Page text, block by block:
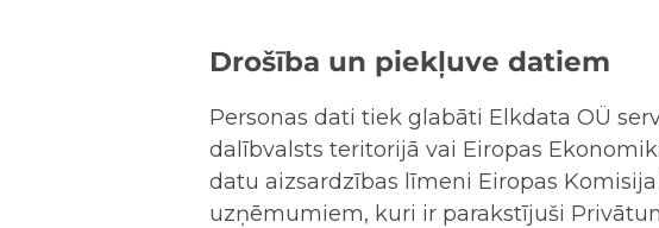
Drošība un piekļuve datiem
Personas dati tiek glabāti Elkdata OÜ
dalībvalsts teritorijā vai Eiropas
datu aizsardzības līmeni Eiropas
uzņēmumiem, kuri ir parakstījuši